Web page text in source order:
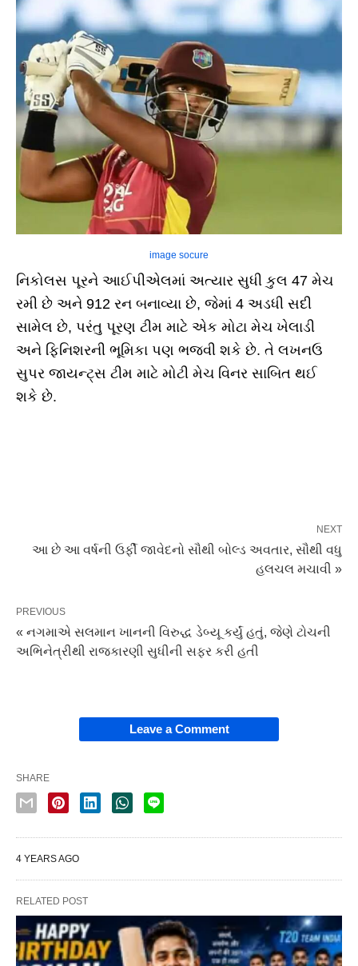
image socure
નિકોલસ પૂરને આઈપીએલમાં અત્યાર સુધી કુલ 47 મેચ
રમી છે અને 912 રન બનાવ્યા છે, જેમાં 4 અડધી સદી
સામેલ છે, પરંતુ પૂરણ ટીમ માટે એક મોટા મેચ ખેલાડી
અને ફિનિશરની ભૂમિકા પણ ભજવી શકે છે. તે લખનઉ
સુપર જાયન્ટ્સ ટીમ માટે મોટી મેચ વિનર સાબિત થઈ
શકે છે.
NEXT
આ છે આ વર્ષની ઉર્ફી જાવેદનો સૌથી બોલ્ડ અવતાર, સૌથી વધુ
હલચલ મચાવી »
PREVIOUS
« નગમાએ સલમાન ખાનની વિરુદ્ધ ડેબ્યૂ કર્યું હતું, જેણે ટોચની
અભિનેત્રીથી રાજકારણી સુધીની સફર કરી હતી
Leave a Comment
SHARE
4 YEARS AGO
RELATED POST